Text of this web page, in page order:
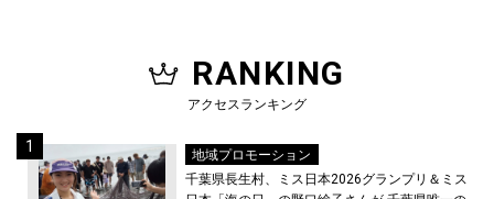
RANKING
アクセスランキング
地域プロモーション
千葉県長生村、ミス日本2026グランプリ＆ミス